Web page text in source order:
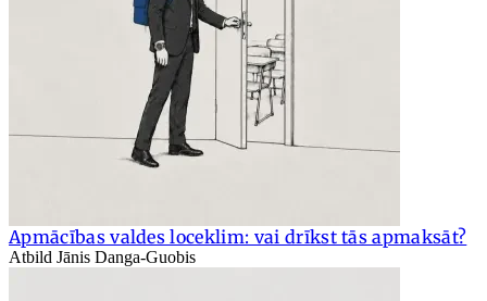
Apmācības valdes loceklim: vai drīkst tās apmaksāt?
Atbild Jānis Danga-Guobis